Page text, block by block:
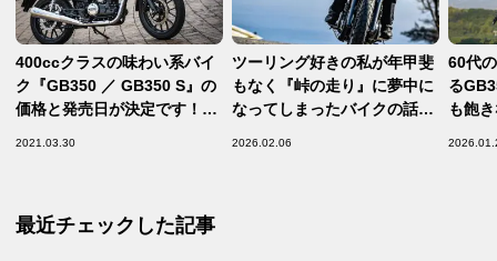
400ccクラスの味わい系バイ
ク『GB350 ／ GB350 S』の
価格と発売日が決定です！
2021.03.30
ツーリング好きの私が年甲斐
もなく『峠の走り』に夢中に
なってしまったバイクの話
2026.02.06
60代
る
も飽
最近チェックした記事